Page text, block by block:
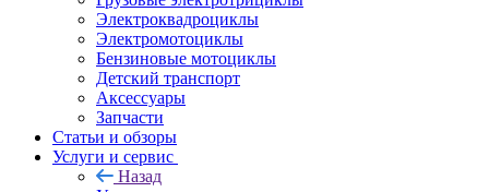
Электроквадроциклы
Электромотоциклы
Бензиновые мотоциклы
Детский транспорт
Аксессуары
Запчасти
Статьи и обзоры
Услуги и сервис
Назад